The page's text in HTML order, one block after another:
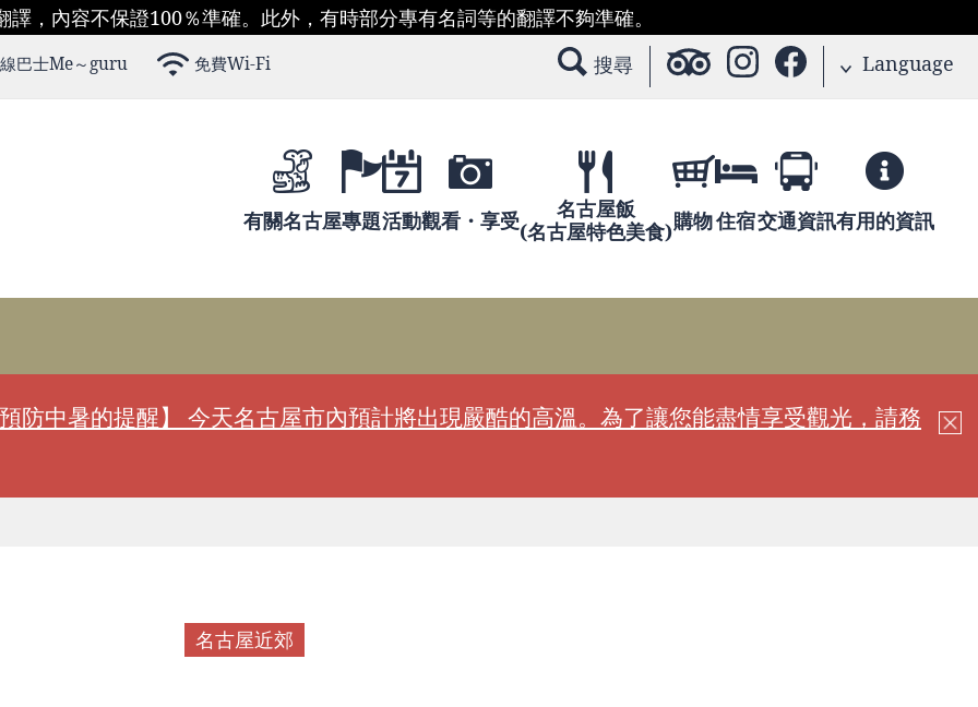
譯，內容不保證100％準確。此外，有時部分專有名詞等的翻譯不夠準確。
巴士Me～guru 免費Wi-Fi 搜尋 Language
有關名古屋專題活動觀看・享受
名古屋飯
(名古屋特色美食)購物住宿交通資訊有用的資訊
防中暑的提醒】 今天名古屋市內預計將出現嚴酷的高溫。為了讓您能盡情享受觀光，請務
名古屋近郊